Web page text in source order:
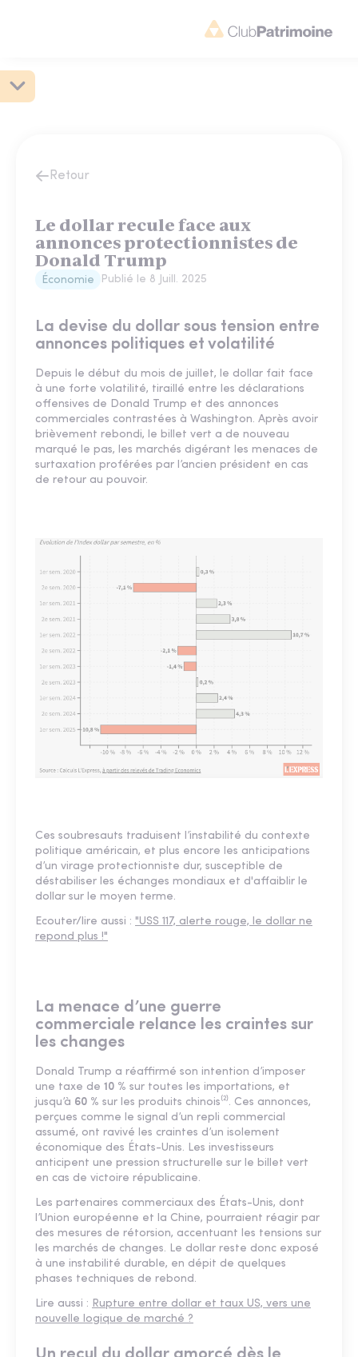
Retour
Le dollar recule face aux
annonces protectionnistes de
Donald Trump
Économie Publié le 8 Juill. 2025
La devise du dollar sous tension entre
annonces politiques et volatilité
Depuis le début du mois de juillet, le dollar fait face
à une forte volatilité, tiraillé entre les déclarations
offensives de Donald Trump et des annonces
commerciales contrastées à Washington. Après avoir
brièvement rebondi, le billet vert a de nouveau
marqué le pas, les marchés digérant les menaces de
surtaxation proférées par l’ancien président en cas
de retour au pouvoir.
Ces soubresauts traduisent l’instabilité du contexte
politique américain, et plus encore les anticipations
d’un virage protectionniste dur, susceptible de
déstabiliser les échanges mondiaux et d'affaiblir le
dollar sur le moyen terme.
Ecouter/lire aussi : "USS 117, alerte rouge, le dollar ne
repond plus !"
La menace d’une guerre
commerciale relance les craintes sur
les changes
Donald Trump a réaffirmé son intention d’imposer
une taxe de 10 % sur toutes les importations, et
jusqu’à 60 % sur les produits chinois⁽²⁾. Ces annonces,
perçues comme le signal d’un repli commercial
assumé, ont ravivé les craintes d’un isolement
économique des États-Unis. Les investisseurs
anticipent une pression structurelle sur le billet vert
en cas de victoire républicaine.
Les partenaires commerciaux des États-Unis, dont
l’Union européenne et la Chine, pourraient réagir par
des mesures de rétorsion, accentuant les tensions sur
les marchés de changes. Le dollar reste donc exposé
à une instabilité durable, en dépit de quelques
phases techniques de rebond.
Lire aussi : Rupture entre dollar et taux US, vers une
nouvelle logique de marché ?